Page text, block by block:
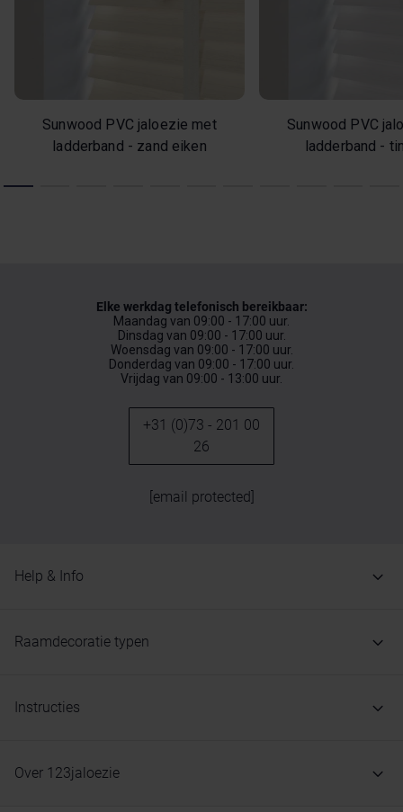
Sunwood PVC jaloezie met
ladderband - zand eiken
Sunwood PVC
ladderband -
Elke werkdag telefonisch bereikbaar:
Maandag van 09:00 - 17:00 uur.
Dinsdag van 09:00 - 17:00 uur.
Woensdag van 09:00 - 17:00 uur.
Donderdag van 09:00 - 17:00 uur.
Vrijdag van 09:00 - 13:00 uur.
+31 (0)73 - 201 00
26
[email protected]
Help & Info
Raamdecoratie typen
Instructies
Over 123jaloezie